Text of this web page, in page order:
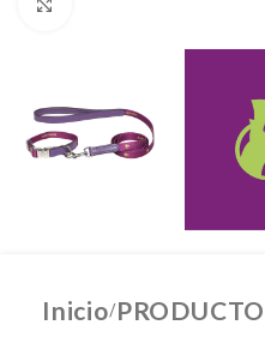
Inicio/